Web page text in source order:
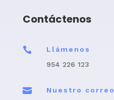
Contáctenos

Llámenos
954 226 123

Nuestro correo